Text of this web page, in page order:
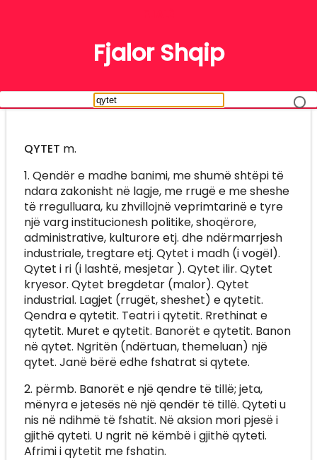
Fjalor Shqip
QYTET m.
1. Qendër e madhe banimi, me shumë shtëpi të
ndara zakonisht në lagje, me rrugë e me sheshe
të rregulluara, ku zhvillojnë veprimtarinë e tyre
një varg institucionesh politike, shoqërore,
administrative, kulturore etj. dhe ndërmarrjesh
industriale, tregtare etj. Qytet i madh (i vogël).
Qytet i ri (i lashtë, mesjetar ). Qytet ilir. Qytet
kryesor. Qytet bregdetar (malor). Qytet
industrial. Lagjet (rrugët, sheshet) e qytetit.
Qendra e qytetit. Teatri i qytetit. Rrethinat e
qytetit. Muret e qytetit. Banorët e qytetit. Banon
në qytet. Ngritën (ndërtuan, themeluan) një
qytet. Janë bërë edhe fshatrat si qytete.
2. përmb. Banorët e një qendre të tillë; jeta,
mënyra e jetesës në një qendër të tillë. Qyteti u
nis në ndihmë të fshatit. Në aksion mori pjesë i
gjithë qyteti. U ngrit në këmbë i gjithë qyteti.
Afrimi i qytetit me fshatin.